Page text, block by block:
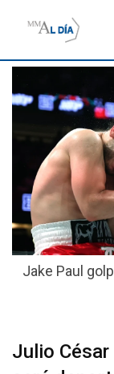
Jake Paul
Julio